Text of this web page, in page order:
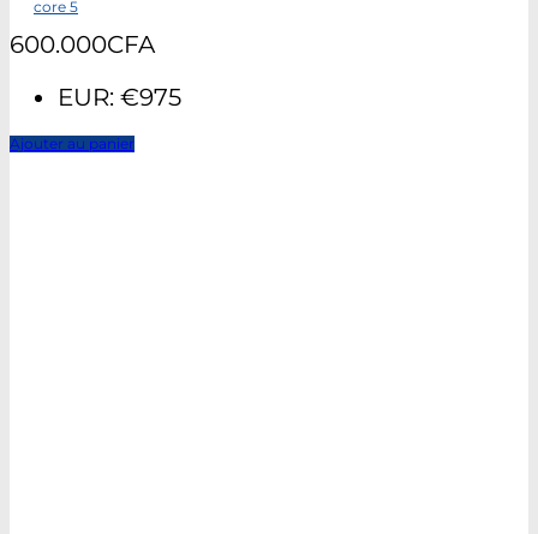
core 5
600.000CFA
EUR: €975
Ajouter au panier